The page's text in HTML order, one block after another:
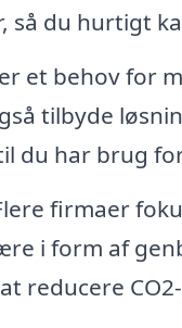
så du hurtigt
et behov for
tilbyde
du har brug
firmaer
i form af
reducere